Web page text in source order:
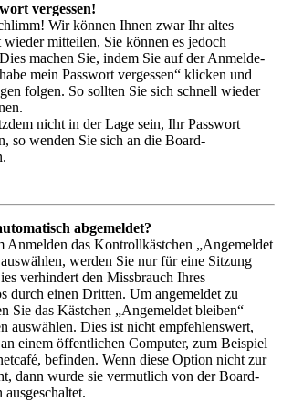
vergessen!
Wir können Ihnen zwar Ihr altes
wieder mitteilen, Sie können es jedoch
machen Sie, indem Sie auf der Anmelde-
mein Passwort vergessen“ klicken und
folgen. So sollten Sie sich schnell wieder
nicht in der Lage sein, Ihr Passwort
so wenden Sie sich an die Board-
abgemeldet?
Anmelden das Kontrollkästchen „Angemeldet
werden Sie nur für eine Sitzung
verhindert den Missbrauch Ihres
durch einen Dritten. Um angemeldet zu
Sie das Kästchen „Angemeldet bleiben“
auswählen. Dies ist nicht empfehlenswert,
einem öffentlichen Computer, zum Beispiel
befinden. Wenn diese Option nicht zur
dann wurde sie vermutlich von der Board-